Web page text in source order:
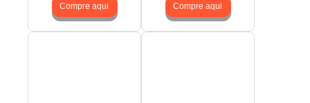
Compre aqui Compre aqui